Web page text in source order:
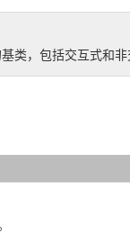
类，包括交互式和非